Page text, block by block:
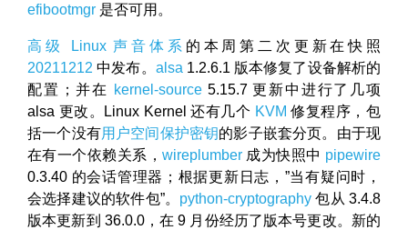
efibootmgr 是否可用。
高级 Linux 声音体系 的本周第二次更新在快照
20211212 中发布。 alsa 1.2.6.1 版本修复了设备解析的
配置；并在
kernel-source5.15.7 更新中进行了几项
alsa 更改。Linux Kernel 还有几个 KVM 修复程序，包
括一个没有用户空间保护密钥的影子嵌套分页。由于现
在有一个依赖关系， wireplumber成为快照中 pipewire
0.3.40 的会话管理器；根据更新日志，”当有疑问时，
会选择建议的软件包”。 python-cryptography 包从 3.4.8
版本更新到 36.0.0，在 9 月份经历了版本号更改。新的